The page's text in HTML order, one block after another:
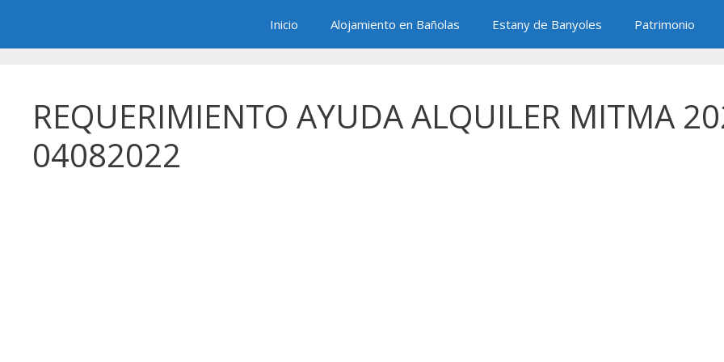
contenido
Inicio Alojamiento en Bañolas Estany de Banyoles Patrimonio
REQUERIMIENTO AYUDA ALQUILER MITMA
04082022